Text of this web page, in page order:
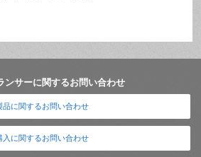
ンサーに関するお問い合わせ
品に関するお問い合わせ
入に関するお問い合わせ